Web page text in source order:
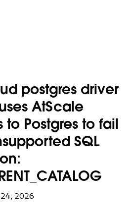
postgres driver
AtScale
Postgres to fail
SQL
2026